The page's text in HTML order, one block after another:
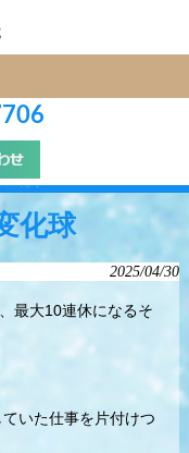
変化球
化球
2025/04/30
最大10連休になるそ
いた仕事を片付けつ